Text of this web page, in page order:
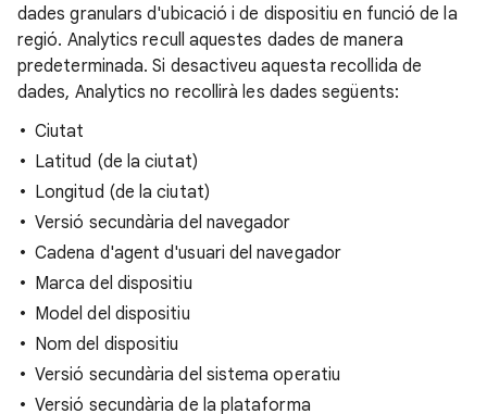
dades granulars d'ubicació i de dispositiu en funció de la
regió. Analytics recull aquestes dades de manera
predeterminada. Si desactiveu aquesta recollida de
dades, Analytics no recollirà les dades següents:
Ciutat
Latitud (de la ciutat)
Longitud (de la ciutat)
Versió secundària del navegador
Cadena d'agent d'usuari del navegador
Marca del dispositiu
Model del dispositiu
Nom del dispositiu
Versió secundària del sistema operatiu
Versió secundària de la plataforma